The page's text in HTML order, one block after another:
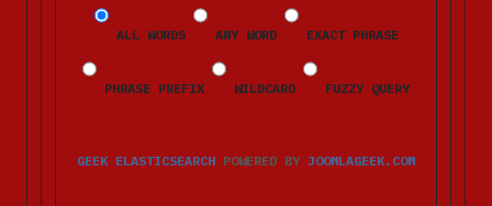
ALL WORDS ANY WORD EXACT PHRASE
PHRASE PREFIX WILDCARD FUZZY QUERY
GEEK ELASTICSEARCH POWERED BY JOOMLAGEEK.COM